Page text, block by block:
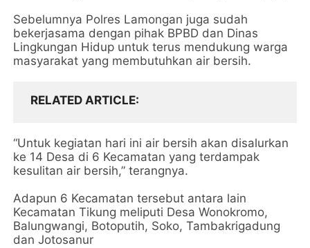
Sebelumnya Polres Lamongan juga sudah
bekerjasama dengan pihak BPBD dan Dinas
Lingkungan Hidup untuk terus mendukung warga
masyarakat yang membutuhkan air bersih.
RELATED ARTICLE
“Untuk kegiatan hari ini air bersih akan disalurkan
ke 14 Desa di 6 Kecamatan yang terdampak
kesulitan air bersih,” terangnya.
Adapun 6 Kecamatan tersebut antara lain
Kecamatan Tikung meliputi Desa Wonokromo,
Balungwangi, Botoputih, Soko, Tambakrigadung
dan Jotosanur